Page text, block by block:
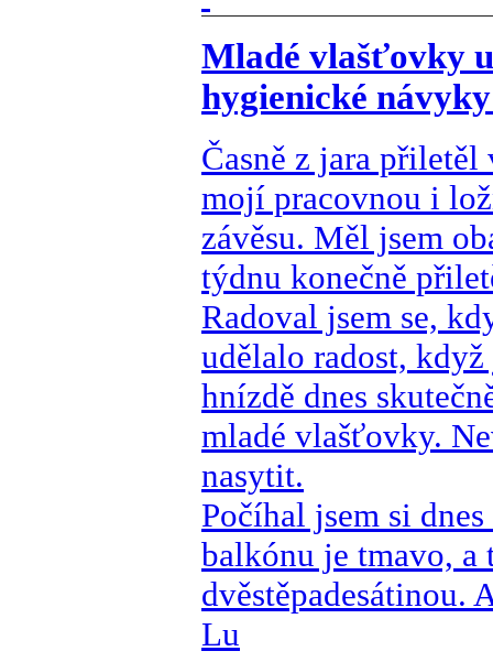
Mladé vlašťovky
hygienické
Časně z jara
mojí pracovnou i
závěsu. Měl jsem
týdnu konečně
Radoval jsem se,
udělalo radost,
hnízdě dnes
mladé vlašťovky.
nasytit.
Počíhal jsem si
balkónu je tmavo, a
dvěstěpadesátinou.
Lu